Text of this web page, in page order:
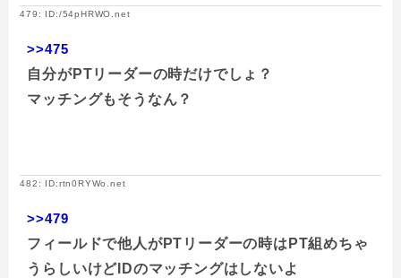
479: ID:/54pHRWO.net
>>475
自分がPTリーダーの時だけでしょ？
マッチングもそうなん？
482: ID:rtn0RYWo.net
>>479
フィールドで他人がPTリーダーの時はPT組めちゃ
うらしいけどIDのマッチングはしないよ